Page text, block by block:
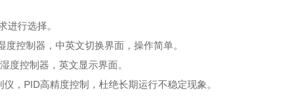
进行选择。
控制器，中英文切换界面，操作简单。
度控制器，英文显示界面。
，PID高精度控制，杜绝长期运行不稳定现象。